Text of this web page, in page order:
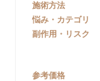
施術方法
悩み・カテゴリ
副作用・リスク
参考価格